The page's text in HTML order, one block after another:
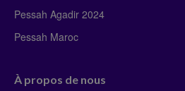
Pessah Agadir 2024
Pessah Maroc
À propos de nous